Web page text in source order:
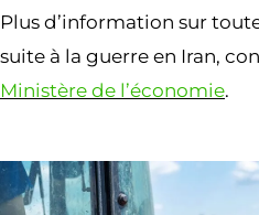
Plus d’information sur
suite à la guerre en Iran,
Ministère de l’économie.